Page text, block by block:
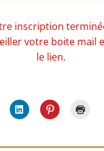
inscription
votre boite mail
le lien.